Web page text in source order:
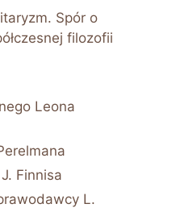
Spór o
filozofii
Leona
Finnisa
L.